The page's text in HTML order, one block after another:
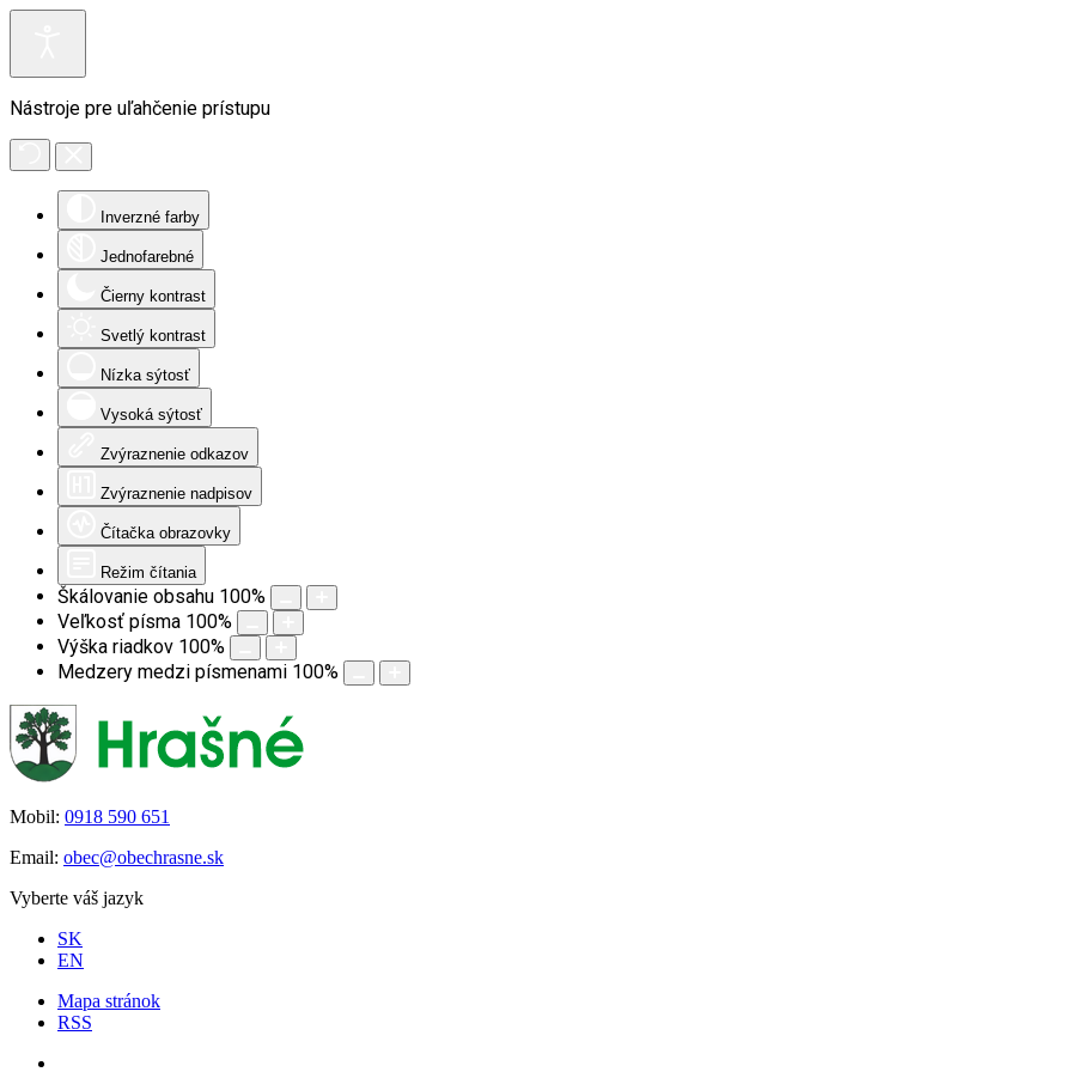
Nástroje pre uľahčenie prístupu
Inverzné farby
Jednofarebné
Čierny kontrast
Svetlý kontrast
Nízka sýtosť
Vysoká sýtosť
Zvýraznenie odkazov
Zvýraznenie nadpisov
Čítačka obrazovky
Režim čítania
Škálovanie obsahu 100%
Veľkosť písma 100%
Výška riadkov 100%
Medzery medzi písmenami 100%
Mobil: 0918 590 651
Email: obec@obechrasne.sk
Vyberte váš jazyk
SK
EN
Mapa stránok
RSS